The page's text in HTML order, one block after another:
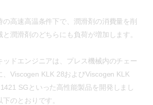
高速高温条件下で、潤滑剤の消費量を削
潤滑剤のどちらにも負荷が増加します。
ッドエンジニアは、プレス機械内のチェー
、Viscogen KLK 28およびViscogen KLK
SGといった高性能製品を開発しまし
のとおりです。